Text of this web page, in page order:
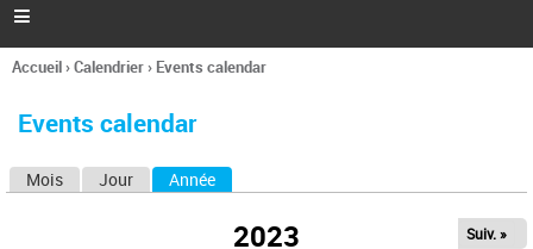
l
h
e

Vous
ici
Accueil›Calendrier› Events calendar
Events calendar
Mois Jour Année
2023 Suiv. »